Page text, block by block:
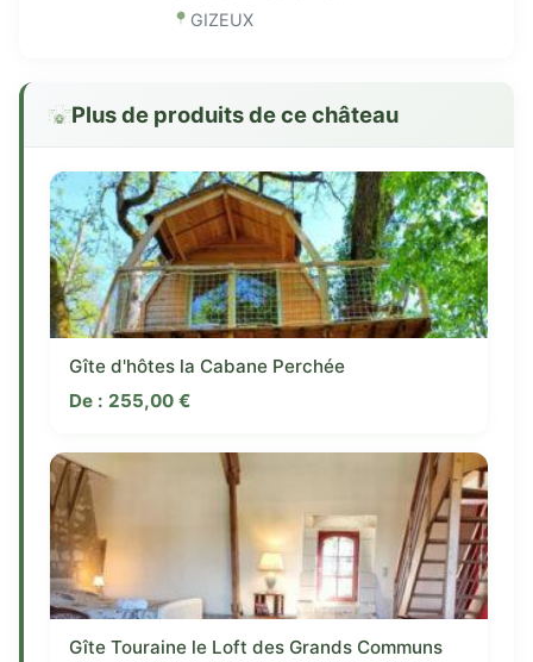
GIZEUX
Plus de produits de ce château
Gîte d'hôtes la Cabane Perchée
De : 255,00 €
Gîte Touraine le Loft des Grands Communs